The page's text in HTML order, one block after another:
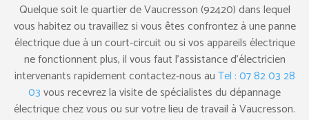
Quelque soit le quartier de Vaucresson (92420) dans lequel
vous habitez ou travaillez si vous êtes confrontez à une panne
électrique due à un court-circuit ou si vos appareils électrique
ne fonctionnent plus, il vous faut l’assistance d’électricien
intervenants rapidement contactez-nous auTel : 07 82 03 28
03vous recevrez la visite de spécialistes du dépannage
électrique chez vous ou sur votre lieu de travail à Vaucresson.